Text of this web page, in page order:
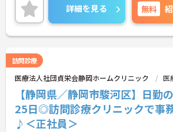
詳細を見る 無料
訪問診療
医療法人社団貞栄会静岡ホームクリニック 医
【静岡県／静岡市駿河区】日勤
25日◎訪問診療クリニックで事
♪＜正社員＞